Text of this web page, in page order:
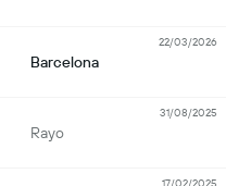
Barcelona
22/03/2026
Rayo
31/08/2025
17/02/2025